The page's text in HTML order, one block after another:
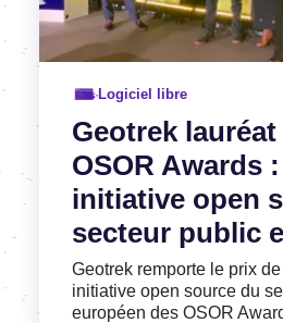
Geotrek
OSOR Awards
initiative open
secteur public
Logiciel libre
Geotrek remporte le prix
initiative open source du
européen des OSOR